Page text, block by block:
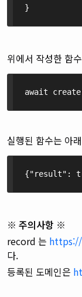
}
위에서 작성한 함
await
실행된 함수는 아
{"result":
※ 주의사항 ※
record 는
다.
등록된 도메인은